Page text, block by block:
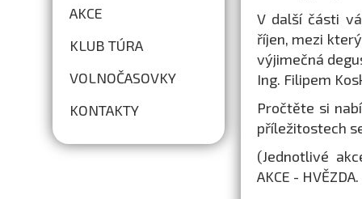
AKCE
KLUB TÚRA
VOLNOČASOVKY
KONTAKTY
V další části
říjen, mezi
výjimečná
Ing. Filipem
Pročtěte si
příležitostech
(Jednotlivé
AKCE -